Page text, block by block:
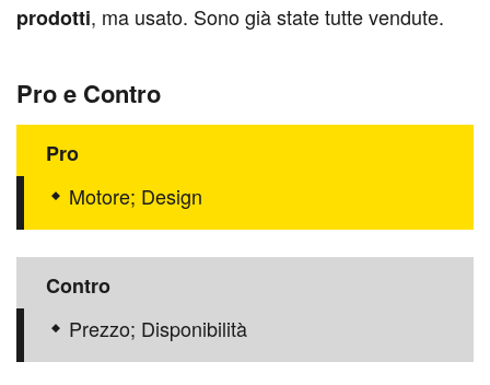
prodotti, ma usato. Sono già state tutte vendute.
Pro e Contro
Pro
Motore; Design
Contro
Prezzo; Disponibilità